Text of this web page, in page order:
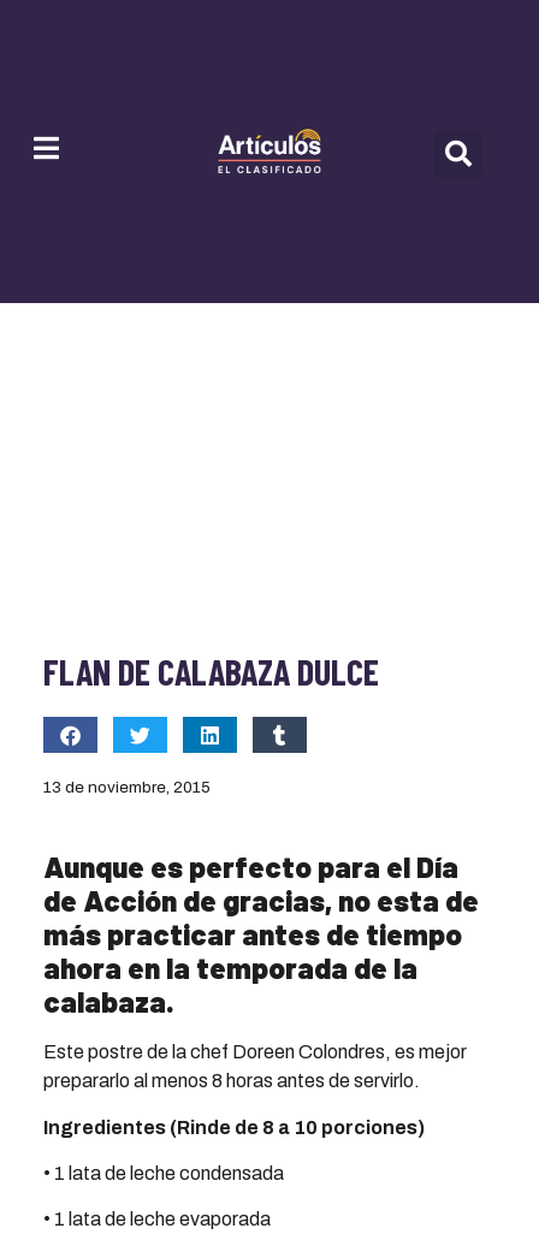
FLAN DE CALABAZA DULCE
13 de noviembre, 2015
Aunque es perfecto para el Día
de Acción de gracias, no esta de
más practicar antes de tiempo
ahora en la temporada de la
calabaza.
Este postre de la chef Doreen Colondres, es mejor
prepararlo al menos 8 horas antes de servirlo.
Ingredientes (Rinde de 8 a 10 porciones)
• 1 lata de leche condensada
• 1 lata de leche evaporada